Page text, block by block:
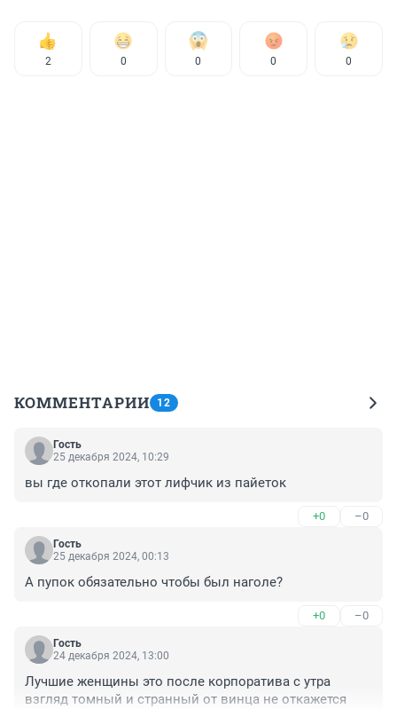
2 0 0 0 0
КОММЕНТАРИИ 12
Гость
25 декабря 2024, 10:29
вы где откопали этот лифчик из пайеток
+0 –0
Гость
25 декабря 2024, 00:13
А пупок обязательно чтобы был наголе?
+0 –0
Гость
24 декабря 2024, 13:00
Лучшие женщины это после корпоратива с утра
взгляд томный и странный от винца не откажется